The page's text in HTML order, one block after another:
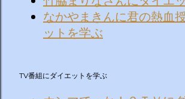
なかやまきんに君の熱血
ットを学ぶ
TV番組にダイエットを学ぶ